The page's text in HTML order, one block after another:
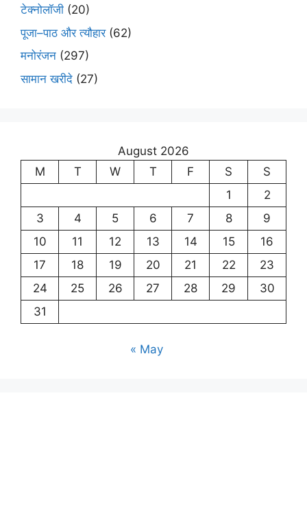
टेक्नोलॉजी (20)
पूजा–पाठ और त्यौहार(62)
मनोरंजन (297)
सामान खरीदे (27)
August 2026
M
T W T F S
S
1
2
3
4 5 6 7 8
9
10
11 12 13 14 15
16
17
18 19 20 21 22
23
24
25 26 27 28 29
30
31
« May